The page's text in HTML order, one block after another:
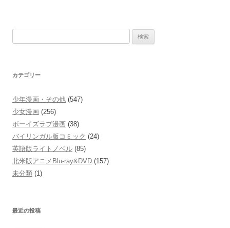
カテゴリー
少年漫画・その他 (547)
少女漫画 (256)
ボーイズラブ漫画 (38)
バイリンガル版コミック (24)
英語版ライトノベル (85)
北米版アニメBlu-ray&DVD (157)
未分類 (1)
最近の投稿